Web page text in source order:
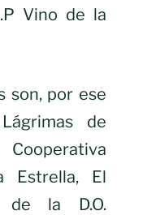
Vino de la
son, por ese
de
Estrella, El
de la D.O.